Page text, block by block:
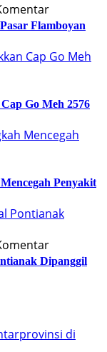
Flamboyan
Go Meh 2576
Penyakit
Dipanggil